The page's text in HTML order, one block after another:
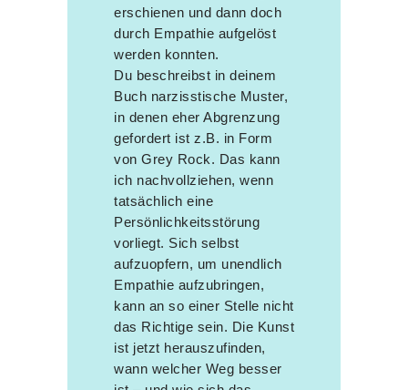
erschienen und dann doch
durch Empathie aufgelöst
werden konnten.
Du beschreibst in deinem
Buch narzisstische Muster,
in denen eher Abgrenzung
gefordert ist z.B. in Form
von Grey Rock. Das kann
ich nachvollziehen, wenn
tatsächlich eine
Persönlichkeitsstörung
vorliegt. Sich selbst
aufzuopfern, um unendlich
Empathie aufzubringen,
kann an so einer Stelle nicht
das Richtige sein. Die Kunst
ist jetzt herauszufinden,
wann welcher Weg besser